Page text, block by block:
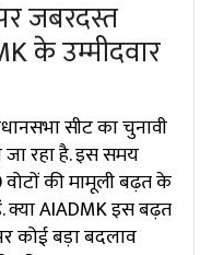
जबरदस्त
के उम्मीदवार
सीट का चुनावी
रहा है. इस समय
वोटों की मामूली बढ़त के
क्या AIADMK इस बढ़त
कोई बड़ा बदलाव